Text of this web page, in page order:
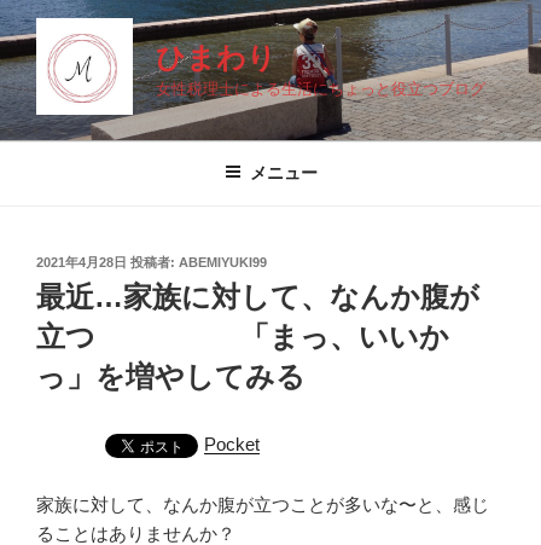
コ
ン
テ
ン
ツ
ひまわり
女性税理士による生活にちょっと役立つブログ
メニュー
投
稿
日:
2021年4月28日 投稿者: ABEMIYUKI99
最近…家族に対して、なんか腹が
立つ 「まっ、いいか
っ」を増やしてみる
Pocket
家族に対して、なんか腹が立つことが多いな〜と、感じ
ることはありませんか？